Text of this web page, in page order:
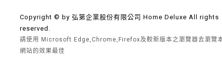
Copyright © by 弘第企業股份有限公司 Home Deluxe All rights
reserved.
請使用 Microsoft Edge,Chrome,Firefox及較新版本之瀏覽器去瀏覽
網站的效果最佳